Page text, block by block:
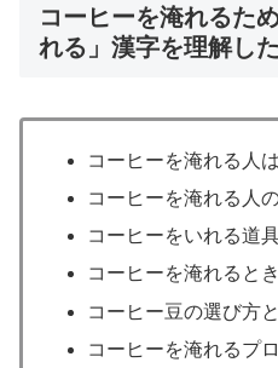
コーヒーを淹れるた
れる」漢字を理解し
コーヒーを淹れる人
コーヒーを淹れる人
コーヒーをいれる道
コーヒーを淹れると
コーヒー豆の選び方
コーヒーを淹れるプ